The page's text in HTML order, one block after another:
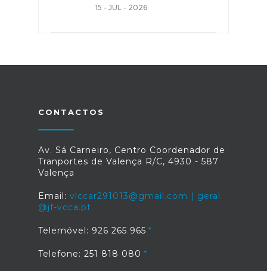
15 - JUL - 2026
CONTACTOS
Av. Sá Carneiro, Centro Coordenador de
Tranportes de Valença R/C, 4930 - 587
Valença
Email: vlccar291013@gmail.com | geral
@jf-vcca.pt
Telemóvel: 926 265 965
Telefone: 251 818 080